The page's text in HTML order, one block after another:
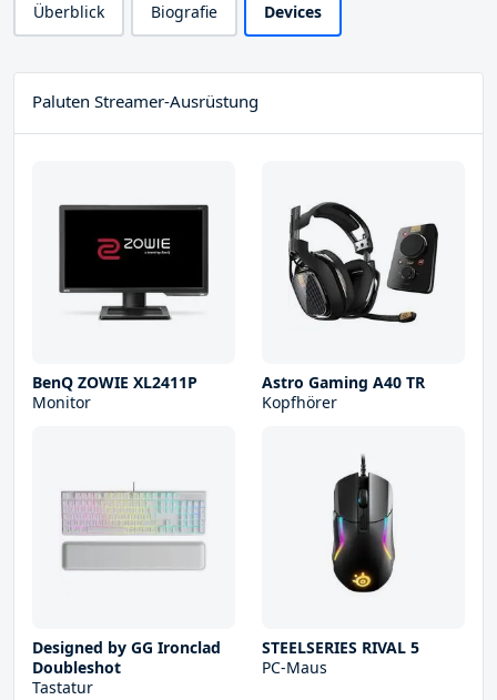
Überblick Biografie Devices
Paluten Streamer-Ausrüstung
BenQ ZOWIE XL2411P
Monitor
Astro Gaming A40 TR
Kopfhörer
Designed by GG Ironclad
Doubleshot
Tastatur
STEELSERIES RIVAL 5
PC-Maus